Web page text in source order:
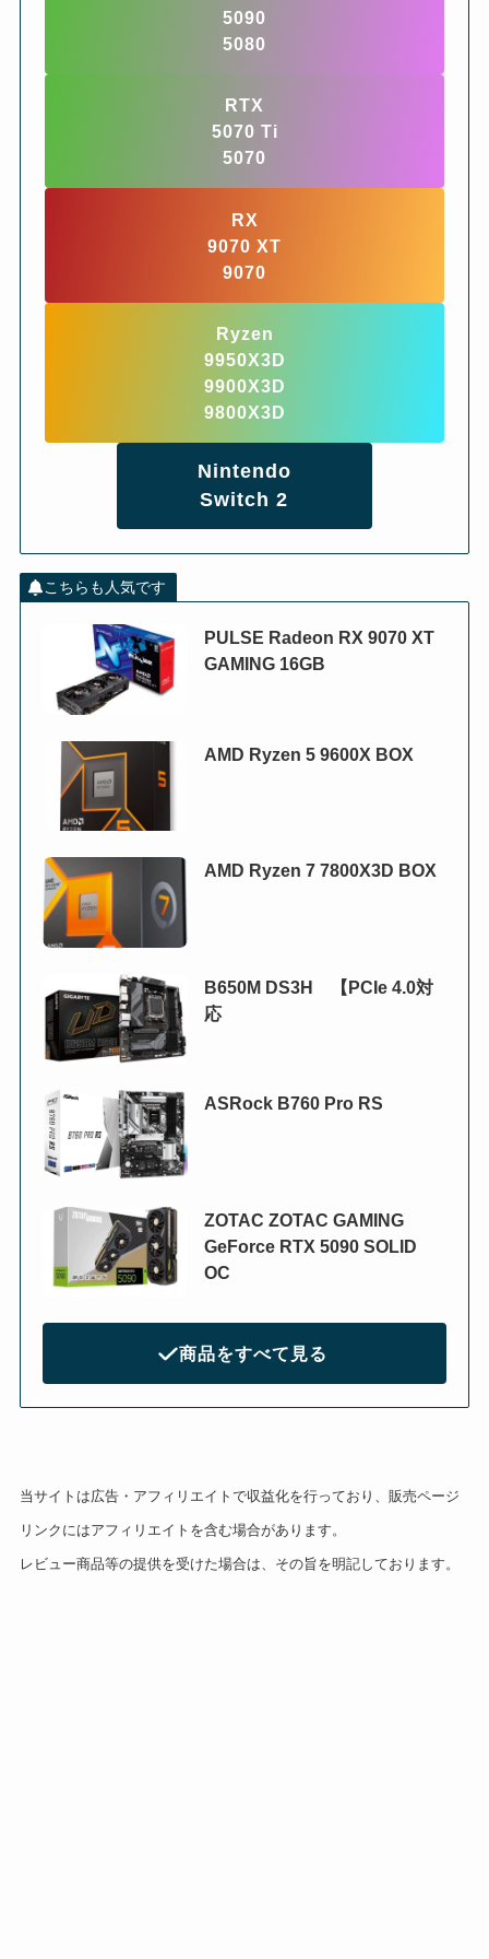
5090
5080
RTX
5070 Ti
5070
RX
9070 XT
9070
Ryzen
9950X3D
9900X3D
9800X3D
Nintendo
Switch 2
こちらも人気です
PULSE Radeon RX 9070 XT
GAMING 16GB
AMD Ryzen 5 9600X BOX
AMD Ryzen 7 7800X3D BOX
B650M DS3H 【PCIe 4.0対
応
ASRock B760 Pro RS
ZOTAC ZOTAC GAMING
GeForce RTX 5090 SOLID
OC
商品をすべて見る
当サイトは広告・アフィリエイトで収益化を行っており、販売ページ
リンクにはアフィリエイトを含む場合があります。
レビュー商品等の提供を受けた場合は、その旨を明記しております。